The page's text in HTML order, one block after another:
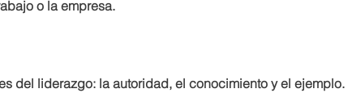
o la empresa.
del liderazgo: la autoridad, el conocimiento y el ejemplo.